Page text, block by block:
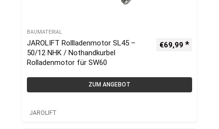
BAUMATERIAL
JAROLIFT Rollladenmotor SL45 –
50/12 NHK / Nothandkurbel
Rolladenmotor für SW60
€69,99
ZUM ANGEBOT
JAROLIFT